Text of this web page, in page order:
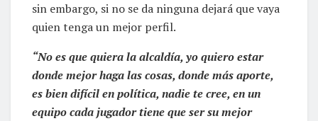
sin embargo, si no se da ninguna dejará que vaya
quien tenga un mejor perfil.
“No es que quiera la alcaldía, yo quiero estar
donde mejor haga las cosas, donde más aporte,
es bien difícil en política, nadie te cree, en un
equipo cada jugador tiene que ser su mejor